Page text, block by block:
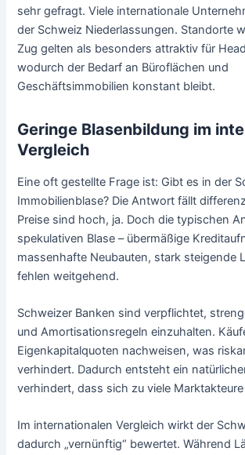
sehr gefragt. Viele internationale
der Schweiz Niederlassungen. Standorte
Zug gelten als besonders attraktiv für
wodurch der Bedarf an Büroflächen und
Geschäftsimmobilien konstant bleibt.
Geringe Blasenbildung im
Vergleich
Eine oft gestellte Frage ist: Gibt es in der
Immobilienblase? Die Antwort fällt
Preise sind hoch, ja. Doch die typischen
spekulativen Blase – übermäßige
massenhafte Neubauten, stark steigende
fehlen weitgehend.
Schweizer Banken sind verpflichtet,
und Amortisationsregeln einzuhalten.
Eigenkapitalquoten nachweisen, was
verhindert. Dadurch entsteht ein
verhindert, dass sich zu viele
Im internationalen Vergleich wirkt der
dadurch „vernünftig“ bewertet. Während